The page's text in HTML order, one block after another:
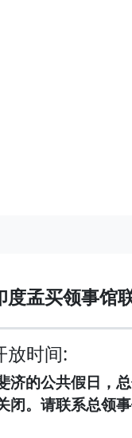
度孟买领事馆
放时间:
济的公共假日，
闭。请联系总领